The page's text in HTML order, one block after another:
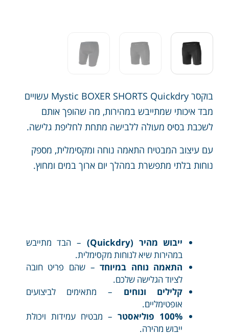
בוקסר Mystic BOXER SHORTS Quickdry עשויים
מבד איכותי שמתייבש במהירות, מה שהופך אותם
לשכבת בסיס מעולה ללבישה מתחת לחליפת גלישה.
עם עיצוב המבטיח התאמה נוחה ומקסימלית, מספק
נוחות בלתי מתפשרת במהלך יום ארוך במים ומחוץ.
ייבוש מהיר (Quickdry)
– הבד מתייבש
במהירות שיא לנוחות מקסימלית.
התאמה נוחה במיוחד– שהם פריט חובה
לציוד הגלישה שלכם.
קלילים ונוחים – מתאימים לביצועים
אופטימליים.
100% פוליאסטר
– מבטיח עמידות ויכולת
ייבוש מהירה.